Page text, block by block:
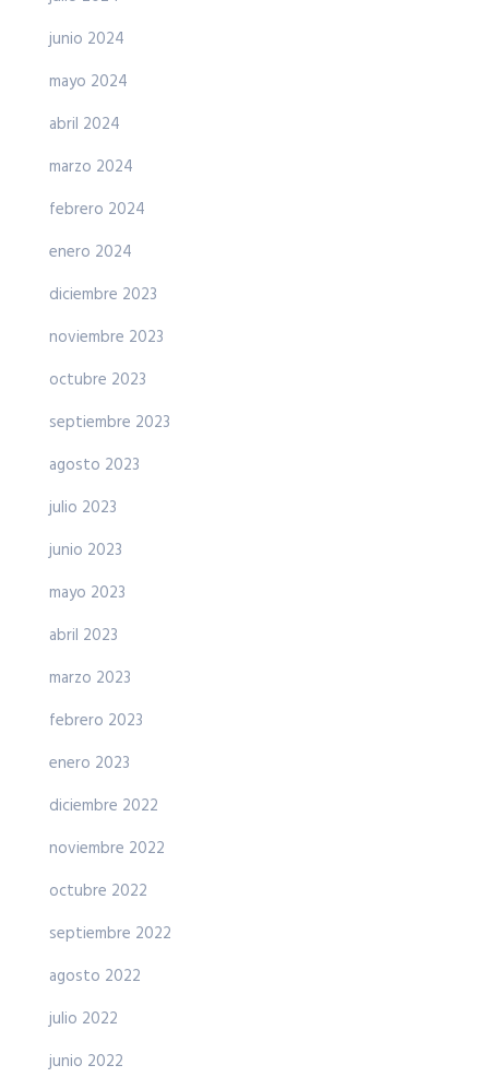
junio 2024
mayo 2024
abril 2024
marzo 2024
febrero 2024
enero 2024
diciembre 2023
noviembre 2023
octubre 2023
septiembre 2023
agosto 2023
julio 2023
junio 2023
mayo 2023
abril 2023
marzo 2023
febrero 2023
enero 2023
diciembre 2022
noviembre 2022
octubre 2022
septiembre 2022
agosto 2022
julio 2022
junio 2022